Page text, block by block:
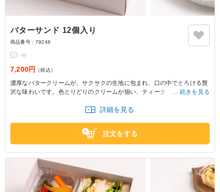
バターサンド 12個入り
商品番号： 79248
-件
7,200円 （税込）
濃厚なバタークリームが、サクサクの生地に包まれ、口の中でとろける贅
沢な味わいです。色とりどりのクリームが揃い、ティータイムやおやつに
※保冷剤をお付けしますが、冷蔵庫で保管するとより美味しくお召し上が
※約12人前想定となります。
続きを見る
詳細を見る
注文をする